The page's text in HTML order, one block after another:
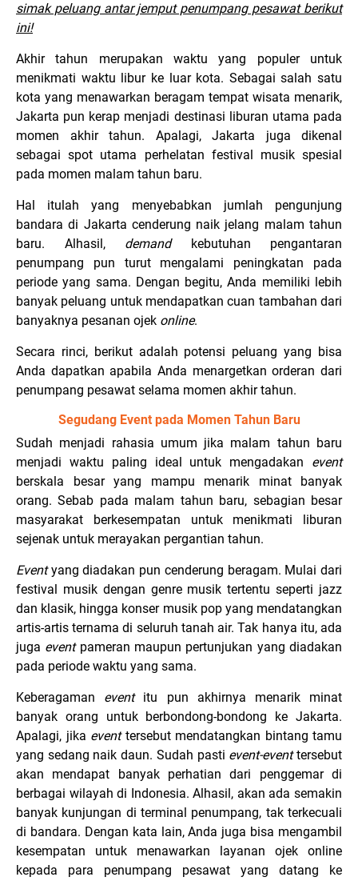
simak peluang antar jemput penumpang pesawat berikut
ini!
Akhir tahun merupakan waktu yang populer untuk
menikmati waktu libur ke luar kota. Sebagai salah satu
kota yang menawarkan beragam tempat wisata menarik,
Jakarta pun kerap menjadi destinasi liburan utama pada
momen akhir tahun. Apalagi, Jakarta juga dikenal
sebagai spot utama perhelatan festival musik spesial
pada momen malam tahun baru.
Hal itulah yang menyebabkan jumlah pengunjung
bandara di Jakarta cenderung naik jelang malam tahun
baru. Alhasil, demandkebutuhan pengantaran
penumpang pun turut mengalami peningkatan pada
periode yang sama. Dengan begitu, Anda memiliki lebih
banyak peluang untuk mendapatkan cuan tambahan dari
banyaknya pesanan ojek online.
Secara rinci, berikut adalah potensi peluang yang bisa
Anda dapatkan apabila Anda menargetkan orderan dari
penumpang pesawat selama momen akhir tahun.
Segudang Event pada Momen Tahun Baru
Sudah menjadi rahasia umum jika malam tahun baru
menjadi waktu paling ideal untuk mengadakan event
berskala besar yang mampu menarik minat banyak
orang. Sebab pada malam tahun baru, sebagian besar
masyarakat berkesempatan untuk menikmati liburan
sejenak untuk merayakan pergantian tahun.
Eventyang diadakan pun cenderung beragam. Mulai dari
festival musik dengan genre musik tertentu seperti jazz
dan klasik, hingga konser musik pop yang mendatangkan
artis-artis ternama di seluruh tanah air. Tak hanya itu, ada
juga eventpameran maupun pertunjukan yang diadakan
pada periode waktu yang sama.
Keberagaman eventitu pun akhirnya menarik minat
banyak orang untuk berbondong-bondong ke Jakarta.
Apalagi, jika eventtersebut mendatangkan bintang tamu
yang sedang naik daun. Sudah pasti event-eventtersebut
akan mendapat banyak perhatian dari penggemar di
berbagai wilayah di Indonesia. Alhasil, akan ada semakin
banyak kunjungan di terminal penumpang, tak terkecuali
di bandara. Dengan kata lain, Anda juga bisa mengambil
kesempatan untuk menawarkan layanan ojek online
kepada para penumpang pesawat yang datang ke